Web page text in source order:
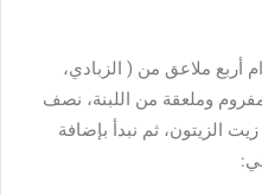
أربع ملاعق من ( الزبادي،
وملعقة من اللبنة، نصف
الزيتون، ثم نبدأ بإضافة